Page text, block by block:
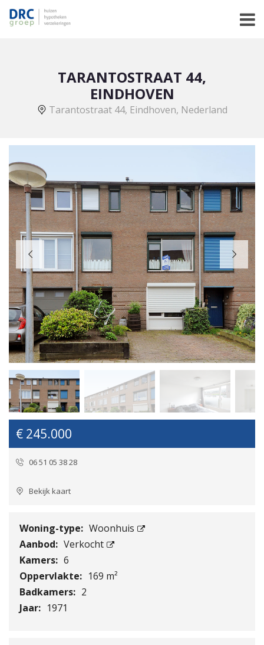
TARANTOSTRAAT 44,
EINDHOVEN
Tarantostraat 44, Eindhoven, Nederland
€ 245.000
06 51 05 38 28
Bekijk kaart
Woning-type: Woonhuis
Aanbod: Verkocht
Kamers: 6
Oppervlakte: 169 m²
Badkamers: 2
Jaar: 1971